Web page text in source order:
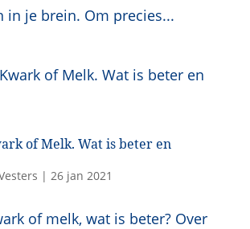
in je brein. Om precies...
of Melk. Wat is beter en
| 26 jan 2021
of melk, wat is beter? Over